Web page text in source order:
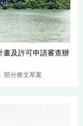
畫及許可申請審查辦
部分條文草案